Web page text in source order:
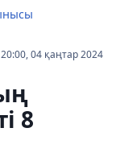
20:00, 04 қаңтар 2024
8